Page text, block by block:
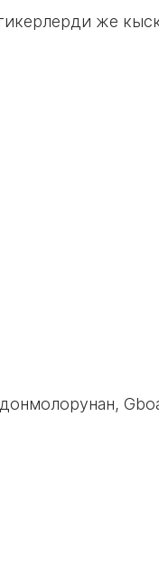
же